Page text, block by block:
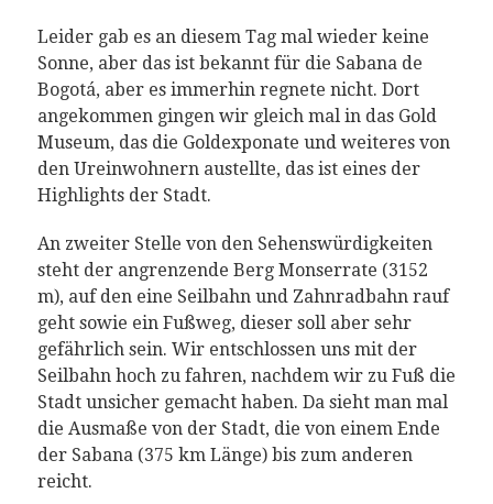
Leider gab es an diesem Tag mal wieder keine
Sonne, aber das ist bekannt für die Sabana de
Bogotá, aber es immerhin regnete nicht. Dort
angekommen gingen wir gleich mal in das Gold
Museum, das die Goldexponate und weiteres von
den Ureinwohnern austellte, das ist eines der
Highlights der Stadt.
An zweiter Stelle von den Sehenswürdigkeiten
steht der angrenzende Berg Monserrate (3152
m), auf den eine Seilbahn und Zahnradbahn rauf
geht sowie ein Fußweg, dieser soll aber sehr
gefährlich sein. Wir entschlossen uns mit der
Seilbahn hoch zu fahren, nachdem wir zu Fuß die
Stadt unsicher gemacht haben. Da sieht man mal
die Ausmaße von der Stadt, die von einem Ende
der Sabana (375 km Länge) bis zum anderen
reicht.